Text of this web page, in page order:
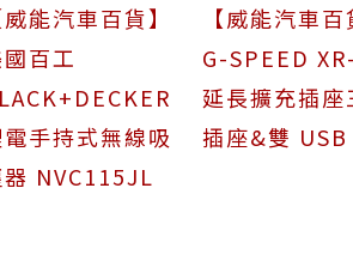
能汽車百貨】
百工
手持式無線吸
NVC115JL
【威能汽車百
G-SPEED
延長擴充插座
插座&雙 USB